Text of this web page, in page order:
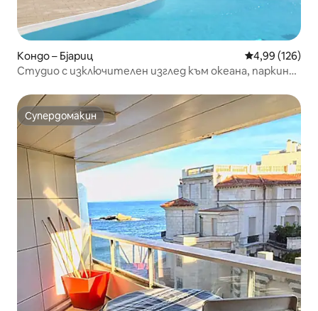
Кондо – Бјариц Средна
4,99 (126)
Студио с изключителен изглед към океана, паркинг,
Супердомакин
Супердомакин